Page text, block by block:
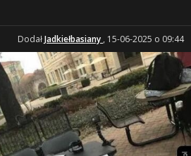
DodałJadkiełbasiany , 15-06-2025 o 09:44